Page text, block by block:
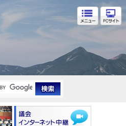
福島県議会